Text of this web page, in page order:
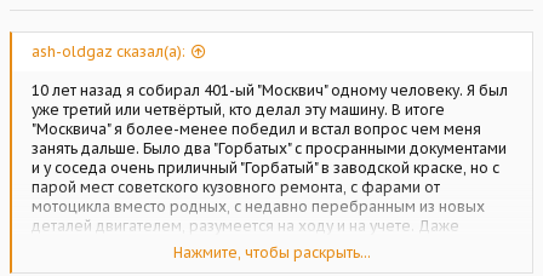
ash-oldgaz сказал(а):
10 лет назад я собирал 401-ый "Москвич" одному человеку. Я был
уже третий или четвёртый, кто делал эту машину. В итоге
"Москвича" я более-менее победил и встал вопрос чем меня
занять дальше. Было два "Горбатых" с просранными документами
и у соседа очень приличный "Горбатый" в заводской краске, но с
парой мест советского кузовного ремонта, с фарами от
мотоцикла вместо родных, с недавно перебранным из новых
деталей двигателем, разумеется на ходу и на учете. Даже
Зенкевич катался на этой машине, можно найти в интернете
видео. То есть машинка под косметический ремонт. Но знакомый
Нажмите, чтобы раскрыть...